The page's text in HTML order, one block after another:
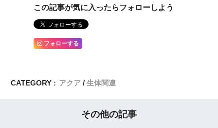
この記事が気に入ったらフォローしよう
フォローする
CATEGORY : アクア 生体関連
その他の記事